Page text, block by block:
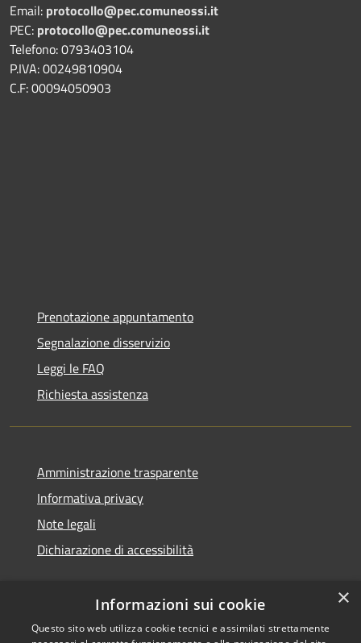
Email: protocollo@pec.comuneossi.it
PEC: protocollo@pec.comuneossi.it
Telefono: 0793403104
P.IVA: 00249810904
C.F: 00094050903
Prenotazione appuntamento
Segnalazione disservizio
Leggi le FAQ
Richiesta assistenza
Amministrazione trasparente
Informativa privacy
Note legali
Dichiarazione di accessibilità
×
Informazioni sui cookie
Questo sito web utilizza cookie tecnici e assimilati strettamente